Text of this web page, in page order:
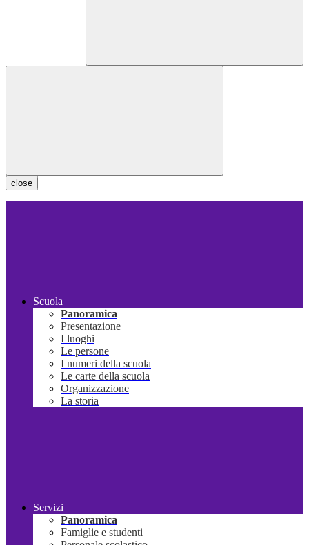
close
Scuola
Panoramica
Presentazione
I luoghi
Le persone
I numeri della scuola
Le carte della scuola
Organizzazione
La storia
Servizi
Panoramica
Famiglie e studenti